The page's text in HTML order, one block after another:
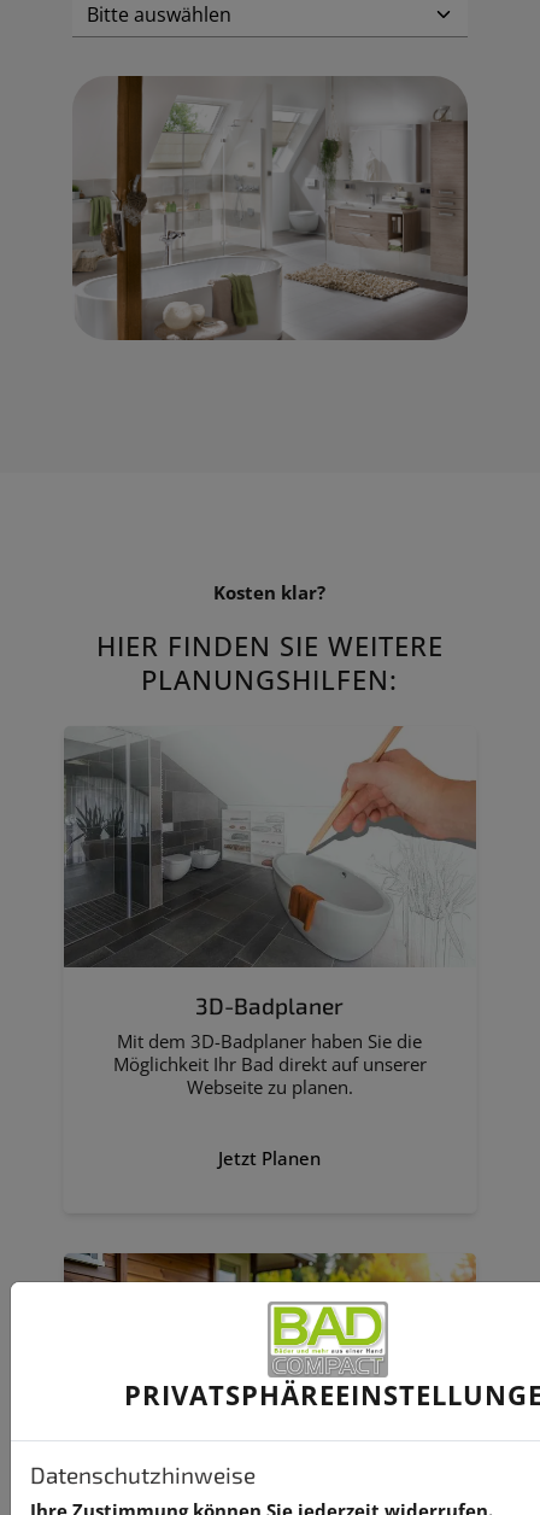
Kosten klar?
HIER FINDEN SIE WEITERE
PLANUNGSHILFEN:
3D-Badplaner
Mit dem 3D-Badplaner haben Sie die
Möglichkeit Ihr Bad direkt auf unserer
Webseite zu planen.
Jetzt Planen
Datenschutzhinweise